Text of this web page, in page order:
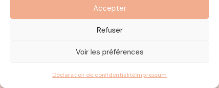
Accepter
Refuser
Voir les préférences
Déclaration de confidentialitéImpressum